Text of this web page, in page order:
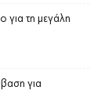
για τη μεγάλη
για